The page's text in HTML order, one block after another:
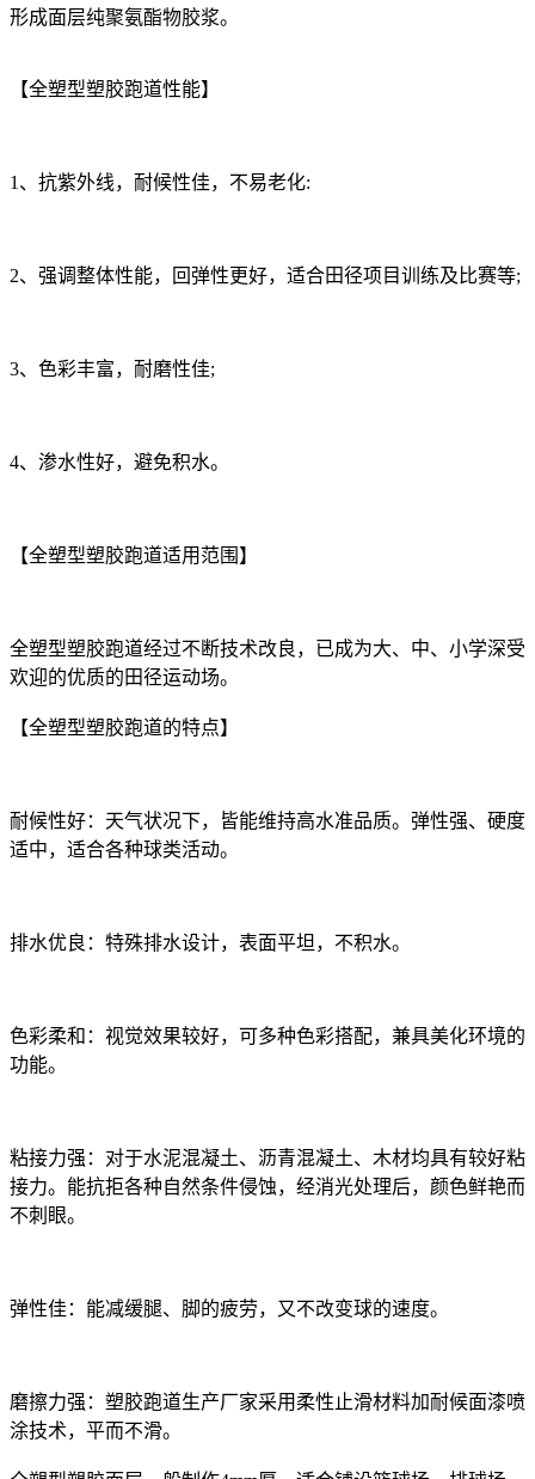
形成面层纯聚氨酯物胶浆。
【全塑型塑胶跑道性能】
1、抗紫外线，耐候性佳，不易老化:
2、强调整体性能，回弹性更好，适合田径项目训练及比赛等;
3、色彩丰富，耐磨性佳;
4、渗水性好，避免积水。
【全塑型塑胶跑道适用范围】
全塑型塑胶跑道经过不断技术改良，已成为大、中、小学深受
欢迎的优质的田径运动场。
【全塑型塑胶跑道的特点】
耐候性好：天气状况下，皆能维持高水准品质。弹性强、硬度
适中，适合各种球类活动。
排水优良：特殊排水设计，表面平坦，不积水。
色彩柔和：视觉效果较好，可多种色彩搭配，兼具美化环境的
功能。
粘接力强：对于水泥混凝土、沥青混凝土、木材均具有较好粘
接力。能抗拒各种自然条件侵蚀，经消光处理后，颜色鲜艳而
不刺眼。
弹性佳：能减缓腿、脚的疲劳，又不改变球的速度。
磨擦力强：塑胶跑道生产厂家采用柔性止滑材料加耐候面漆喷
涂技术，平而不滑。